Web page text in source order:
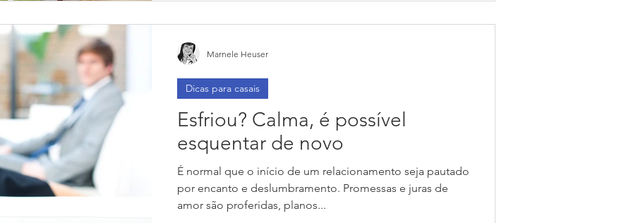
Esfriou? Calma, é possível
esquentar de novo
É normal que o início de um relacionamento seja pautado
por encanto e deslumbramento. Promessas e juras de
amor são proferidas, planos...
Dicas para casais
Marnele Heuser